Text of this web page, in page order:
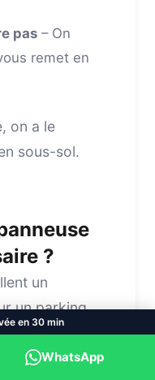
pas – On
remet en
on a le
sous-sol.
?
un
un parking
doit
ne passe pas.
en 30 min
WhatsApp